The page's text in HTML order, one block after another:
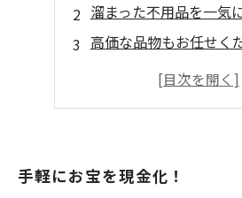
溜まった不用品を一気
高価な品物もお任せく
信頼できる業者を選ぶ
手軽にお宝を現金化！